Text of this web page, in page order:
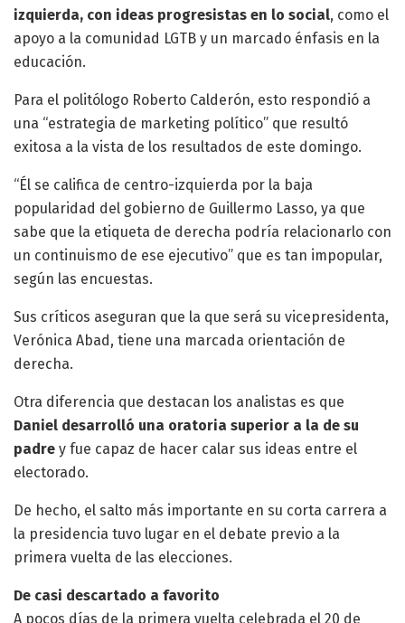
izquierda, con ideas progresistas en lo social, como el
apoyo a la comunidad LGTB y un marcado énfasis en la
educación.
Para el politólogo Roberto Calderón, esto respondió a
una “estrategia de marketing político” que resultó
exitosa a la vista de los resultados de este domingo.
“Él se califica de centro-izquierda por la baja
popularidad del gobierno de Guillermo Lasso, ya que
sabe que la etiqueta de derecha podría relacionarlo con
un continuismo de ese ejecutivo” que es tan impopular,
según las encuestas.
Sus críticos aseguran que la que será su vicepresidenta,
Verónica Abad, tiene una marcada orientación de
derecha.
Otra diferencia que destacan los analistas es que
Daniel desarrolló una oratoria superior a la de su
padre y fue capaz de hacer calar sus ideas entre el
electorado.
De hecho, el salto más importante en su corta carrera a
la presidencia tuvo lugar en el debate previo a la
primera vuelta de las elecciones.
De casi descartado a favorito
A pocos días de la primera vuelta celebrada el 20 de